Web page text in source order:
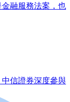
融服務法案，也
信證券深度參與